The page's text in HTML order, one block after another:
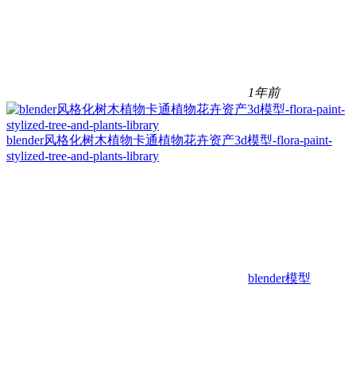
1年前
blender风格化树木植物卡通植物花卉资产3d模型-flora-paint-
stylized-tree-and-plants-library
blender模型